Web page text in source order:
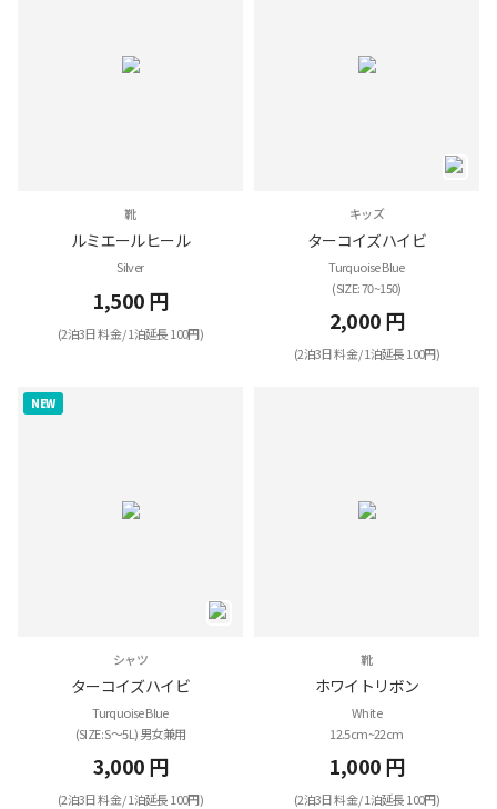
靴
ルミエールヒール
Silver
1,500 円
(2泊3日 料金 / 1泊延長 100円)
キッズ
ターコイズハイビ
Turquoise Blue
(SIZE: 70~150)
2,000 円
(2泊3日 料金 / 1泊延長 100円)
NEW
シャツ
ターコイズハイビ
Turquoise Blue
(SIZE: S～5L) 男女兼用
3,000 円
(2泊3日 料金 / 1泊延長 100円)
靴
ホワイトリボン
White
12.5cm~22cm
1,000 円
(2泊3日 料金 / 1泊延長 100円)